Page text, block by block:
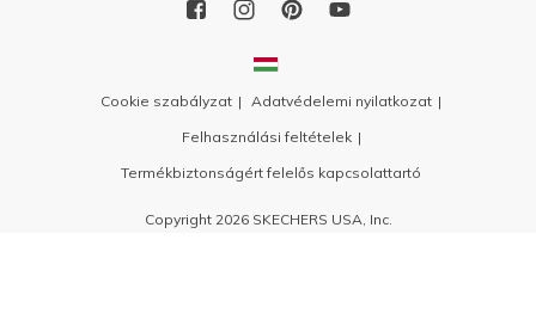
Cookie szabályzat
Adatvédelemi nyilatkozat
Felhasználási feltételek
Termékbiztonságért felelős kapcsolattartó
Copyright 2026 SKECHERS USA, Inc.